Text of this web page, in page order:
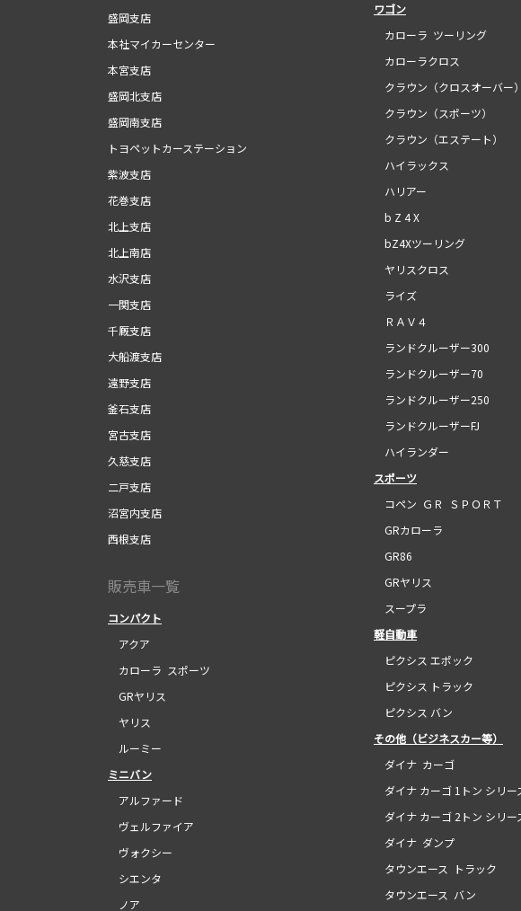
盛岡支店
本社マイカーセンター
本宮支店
盛岡北支店
盛岡南支店
トヨペットカーステーション
紫波支店
花巻支店
北上支店
北上南店
水沢支店
一関支店
千厩支店
大船渡支店
遠野支店
釜石支店
宮古支店
久慈支店
二戸支店
沼宮内支店
西根支店
販売車一覧
コンパクト
アクア
カローラ スポーツ
GRヤリス
ヤリス
ルーミー
ミニバン
アルファード
ヴェルファイア
ヴォクシー
シエンタ
ノア
ワゴン
カローラ ツーリング
カローラクロス
クラウン（クロスオーバー）
クラウン（スポーツ）
クラウン（エステート）
ハイラックス
ハリアー
b Z 4 X
bZ4Xツーリング
ヤリスクロス
ライズ
ＲＡＶ４
ランドクルーザー300
ランドクルーザー70
ランドクルーザー250
ランドクルーザーFJ
ハイランダー
スポーツ
コペン ＧＲ ＳＰＯＲＴ
GRカローラ
GR86
GRヤリス
スープラ
軽自動車
ピクシス エポック
ピクシス トラック
ピクシス バン
その他（ビジネスカー等）
ダイナ カーゴ
ダイナ カーゴ 1トン シリー
ダイナ カーゴ 2トン シリー
ダイナ ダンプ
タウンエース トラック
タウンエース バン